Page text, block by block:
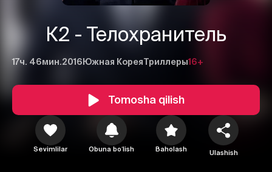
К2 - Телохранитель
17ч. 46мин.2016 Южная КореяТриллеры16+
Tomosha qilish
Sevimlilar Obuna boʻlish Baholash Ulashish